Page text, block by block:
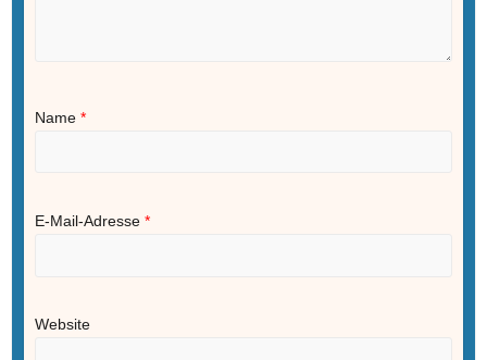
Name *
E-Mail-Adresse *
Website